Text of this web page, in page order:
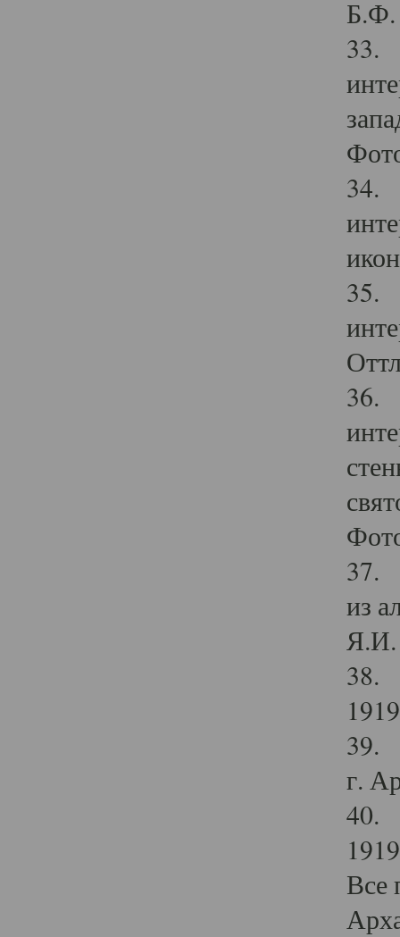
Б.Ф.
33.
34.
35.
36.
37.
из
Я.И.
38.
39.
г.
40.
Все